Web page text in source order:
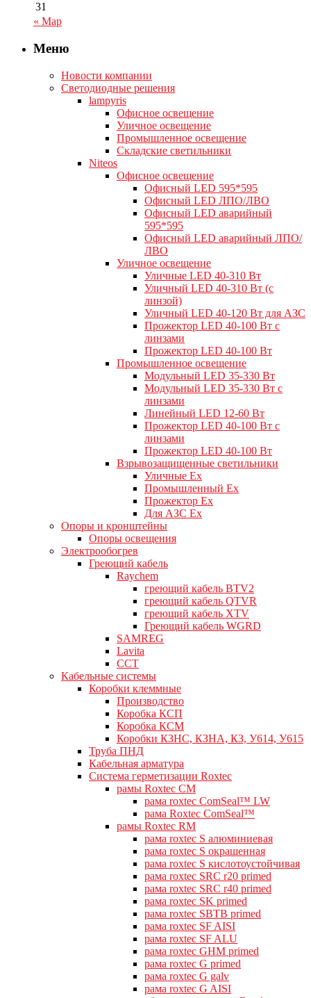
31
« Мар
Меню
Новости компании
Светодиодные решения
lampyris
Офисное освещение
Уличное освещение
Промышленное освещение
Складские светильники
Niteos
Офисное освещение
Офисный LED 595*595
Офисный LED ЛПО/ЛВО
Офисный LED аварийный
595*595
Офисный LED аварийный ЛПО/
ЛВО
Уличное освещение
Уличные LED 40-310 Вт
Уличный LED 40-310 Вт (с
линзой)
Уличный LED 40-120 Вт для АЗС
Прожектор LED 40-100 Вт с
линзами
Прожектор LED 40-100 Вт
Промышленное освещение
Модульный LED 35-330 Вт
Модульный LED 35-330 Вт с
линзами
Линейный LED 12-60 Вт
Прожектор LED 40-100 Вт с
линзами
Прожектор LED 40-100 Вт
Взрывозащищенные светильники
Уличные Ex
Промышленный Ex
Прожектор Ex
Для АЗС Ex
Опоры и кронштейны
Опоры освещения
Электрообогрев
Греющий кабель
Raychem
греющий кабель BTV2
греющий кабель QTVR
греющий кабель XTV
Греющий кабель WGRD
SAMREG
Lavita
CCT
Кабельные системы
Коробки клеммные
Производство
Коробка КСП
Коробка КСМ
Коробки КЗНС, КЗНА, КЗ, У614, У615
Труба ПНД
Кабельная арматура
Система герметизации Roxtec
рамы Roxtec CM
рама roxtec ComSeal™ LW
рама Roxtec ComSeal™
рамы Roxtec RM
рама roxtec S алюминиевая
рама roxtec S окрашенная
рама roxtec S кислотоустойчивая
рама roxtec SRC r20 primed
рама roxtec SRC r40 primed
рама roxtec SK primed
рама roxtec SBTB primed
рама roxtec SF AISI
рама roxtec SF ALU
рама roxtec GHM primed
рама roxtec G primed
рама roxtec G galv
рама roxtec G AISI